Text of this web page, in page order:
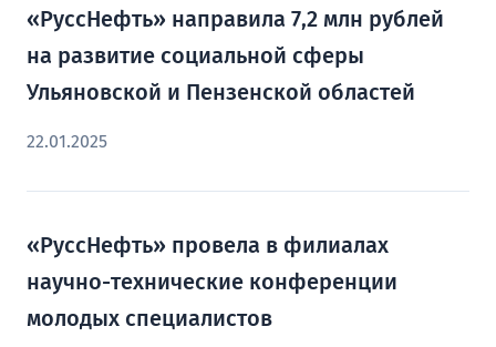
«РуссНефть» направила 7,2 млн рублей
на развитие социальной сферы
Ульяновской и Пензенской областей
22.01.2025
«РуссНефть» провела в филиалах
научно-технические конференции
молодых специалистов